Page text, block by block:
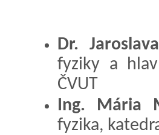
Dr.
fyziky a
ČVUT
Ing. Mária
fyzika,